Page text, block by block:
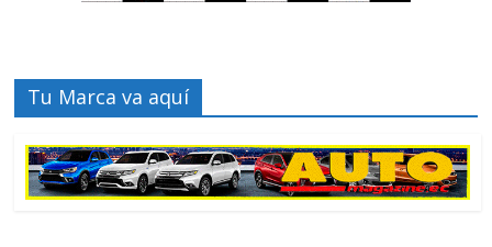
Tu Marca va aquí